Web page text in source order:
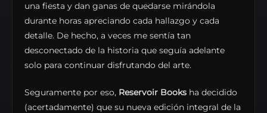
una fiesta y dan ganas de quedarse mirándola
durante horas apreciando cada hallazgo y cada
detalle. De hecho, a veces me sentía tan
desconectado de la historia que seguía adelante
solo para continuar disfrutando del arte.
Seguramente por eso, Reservoir Books ha decidido
(acertadamente) que su nueva edición integral de la